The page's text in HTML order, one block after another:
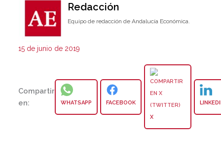
Redacción
Equipo de redacción de Andalucía Económica.
15 de junio de 2019
Compartir
en:
WHATSAPP FACEBOOK
X